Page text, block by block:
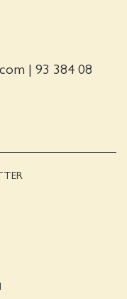
93 384 08